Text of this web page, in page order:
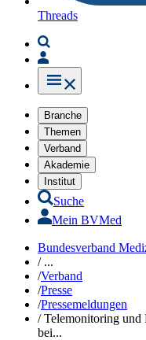
Threads
Branche
Themen
Verband
Akademie
Institut
Suche
Mein BVMed
Bundesverband
/...
/Verband
/Presse
/Pressemeldungen
/Telemonitoring und
bei...